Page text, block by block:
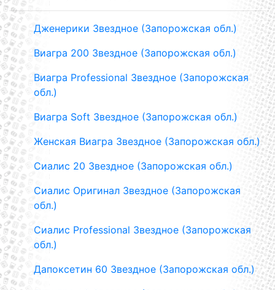
Дженерики Звездное (Запорожская обл.)
Виагра 200 Звездное (Запорожская обл.)
Виагра Professional Звездное (Запорожская
обл.)
Виагра Soft Звездное (Запорожская обл.)
Женская Виагра Звездное (Запорожская обл.)
Сиалис 20 Звездное (Запорожская обл.)
Сиалис Оригинал Звездное (Запорожская
обл.)
Сиалис Professional Звездное (Запорожская
обл.)
Дапоксетин 60 Звездное (Запорожская обл.)